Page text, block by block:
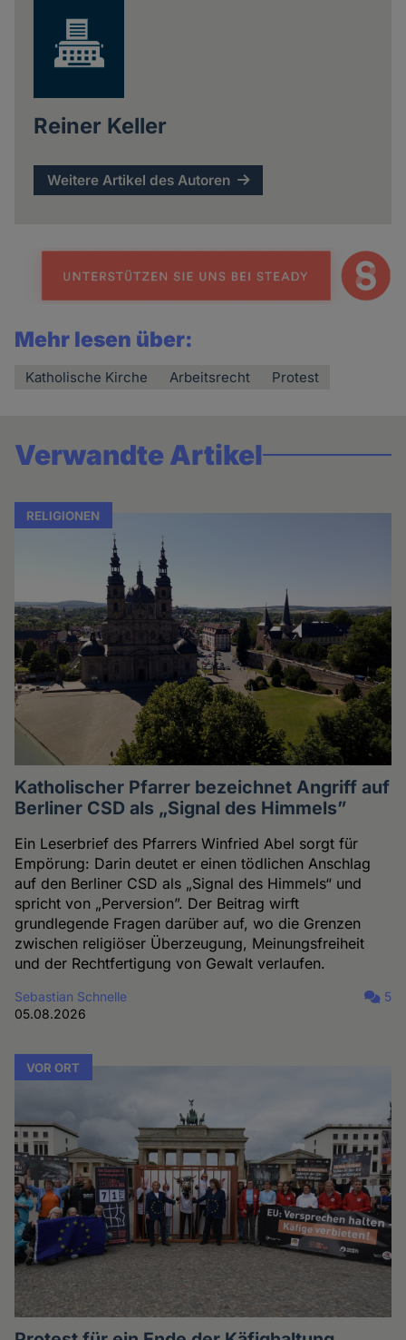
Reiner Keller
Weitere Artikel des Autoren
Mehr lesen über:
Katholische Kirche Arbeitsrecht Protest
Verwandte Artikel
RELIGIONEN
Katholischer Pfarrer bezeichnet Angriff auf
Berliner CSD als „Signal des Himmels”
Ein Leserbrief des Pfarrers Winfried Abel sorgt für
Empörung: Darin deutet er einen tödlichen Anschlag
auf den Berliner CSD als „Signal des Himmels“ und
spricht von „Perversion”. Der Beitrag wirft
grundlegende Fragen darüber auf, wo die Grenzen
zwischen religiöser Überzeugung, Meinungsfreiheit
und der Rechtfertigung von Gewalt verlaufen.
Sebastian Schnelle
05.08.2026
5
VOR ORT